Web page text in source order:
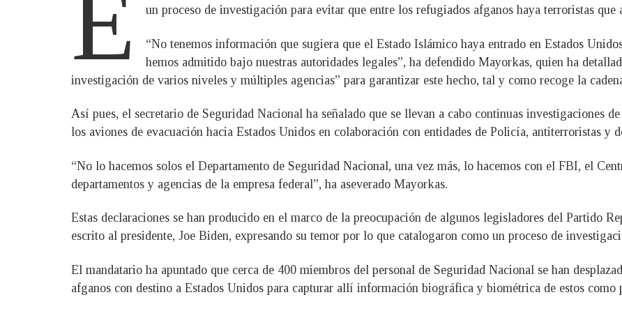
E
un proceso de investigación para evitar que entre los refugiados afganos haya terroristas que
“No tenemos información que sugiera que el Estado Islámico haya entrado en Estados
hemos admitido bajo nuestras autoridades legales”, ha defendido Mayorkas, quien ha
investigación de varios niveles y múltiples agencias” para garantizar este hecho, tal y como recoge la
Así pues, el secretario de Seguridad Nacional ha señalado que se llevan a cabo continuas investigaciones
los aviones de evacuación hacia Estados Unidos en colaboración con entidades de Policía, antiterroristas y
“No lo hacemos solos el Departamento de Seguridad Nacional, una vez más, lo hacemos con el FBI, el
departamentos y agencias de la empresa federal”, ha aseverado Mayorkas.
Estas declaraciones se han producido en el marco de la preocupación de algunos legisladores del Partido
escrito al presidente, Joe Biden, expresando su temor por lo que catalogaron como un proceso de
El mandatario ha apuntado que cerca de 400 miembros del personal de Seguridad Nacional se han
afganos con destino a Estados Unidos para capturar allí información biográfica y biométrica de estos como